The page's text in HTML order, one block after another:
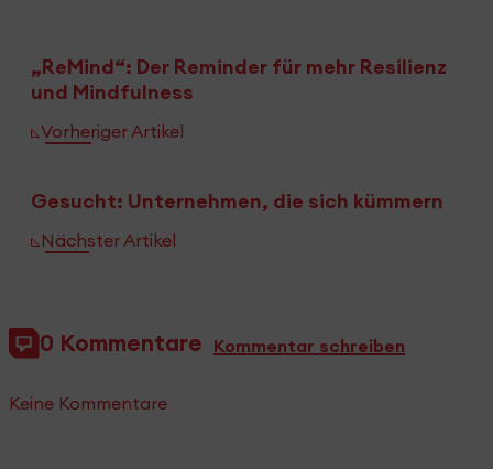
„ReMind“: Der Reminder für mehr Resilienz
und Mindfulness
Vorheriger Artikel
Gesucht: Unternehmen, die sich kümmern
Nächster Artikel
0 Kommentare Kommentar schreiben
Keine Kommentare